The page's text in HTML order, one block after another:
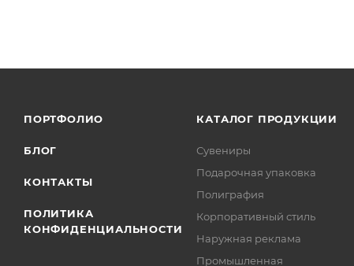
ПОРТФОЛИО
БЛОГ
КОНТАКТЫ
ПОЛИТИКА
КОНФИДЕНЦИАЛЬНОСТИ
КАТАЛОГ ПРОДУКЦИИ
Сувениры
Подарочная упаковка
Полиграфия
Корпоративный стиль
Наружная реклама
Промышленная